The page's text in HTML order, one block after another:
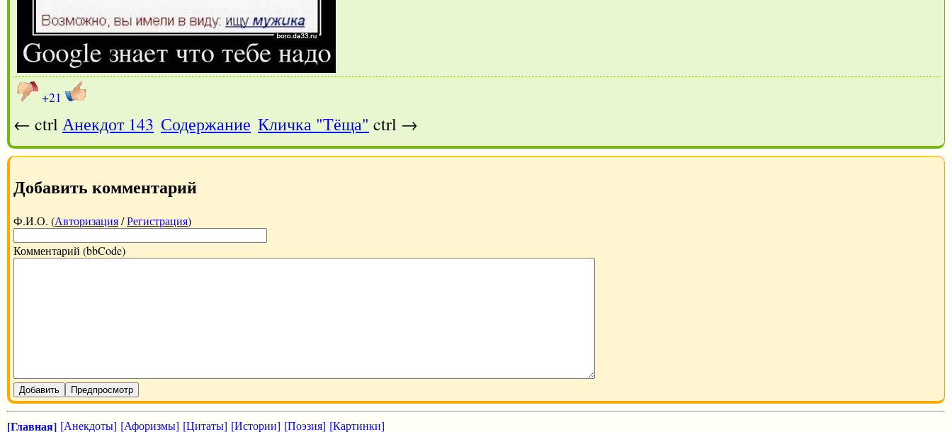
+21
← ctrl Анекдот 143 Содержание Кличка "Тёща" ctrl →
Добавить комментарий
Ф.И.О. (Авторизация/Регистрация)
Комментарий (bbCode)
Добавить Предпросмотр
[Главная] [Анекдоты] [Афоризмы] [Цитаты] [Истории] [Поэзия] [Картинки]